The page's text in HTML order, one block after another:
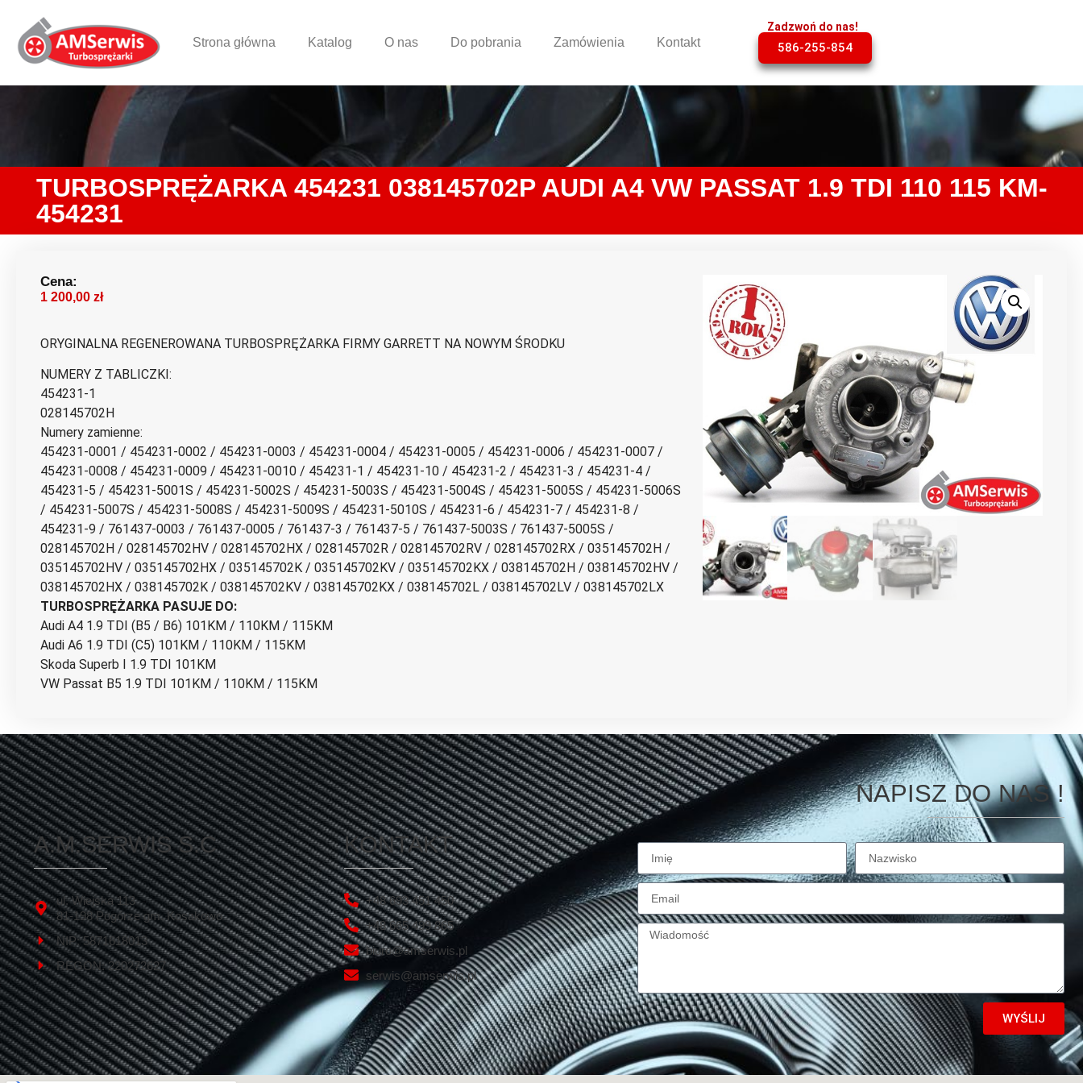
Strona główna Katalog O nas Do pobrania Zamówienia Kontakt
Zadzwoń do nas!
586-255-854
TURBOSPRĘŻARKA 454231 038145702P AUDI A4 VW PASSAT 1.9 TDI 110 115 KM-
454231
Cena:
1 200,00 zł
ORYGINALNA REGENEROWANA TURBOSPRĘŻARKA FIRMY GARRETT NA NOWYM ŚRODKU
NUMERY Z TABLICZKI:
454231-1
028145702H
Numery zamienne:
454231-0001 / 454231-0002 / 454231-0003 / 454231-0004 / 454231-0005 / 454231-0006 / 454231-0007 /
454231-0008 / 454231-0009 / 454231-0010 / 454231-1 / 454231-10 / 454231-2 / 454231-3 / 454231-4 /
454231-5 / 454231-5001S / 454231-5002S / 454231-5003S / 454231-5004S / 454231-5005S / 454231-5006S
/ 454231-5007S / 454231-5008S / 454231-5009S / 454231-5010S / 454231-6 / 454231-7 / 454231-8 /
454231-9 / 761437-0003 / 761437-0005 / 761437-3 / 761437-5 / 761437-5003S / 761437-5005S /
028145702H / 028145702HV / 028145702HX / 028145702R / 028145702RV / 028145702RX / 035145702H /
035145702HV / 035145702HX / 035145702K / 035145702KV / 035145702KX / 038145702H / 038145702HV /
038145702HX / 038145702K / 038145702KV / 038145702KX / 038145702L / 038145702LV / 038145702LX
TURBOSPRĘŻARKA PASUJE DO:
Audi A4 1.9 TDI (B5 / B6) 101KM / 110KM / 115KM
Audi A6 1.9 TDI (C5) 101KM / 110KM / 115KM
Skoda Superb I 1.9 TDI 101KM
VW Passat B5 1.9 TDI 101KM / 110KM / 115KM
A.M.SERWIS S.C
ul. Wiejska 113
81-198 Pogórze gm. Kosakowo
NIP: 5871618013
REGON: 220272627
KONTAKT
+48 693 451 450
+48 665 499 865
biuro@amserwis.pl
serwis@amserwis.pl
NAPISZ DO NAS !
WYŚLIJ